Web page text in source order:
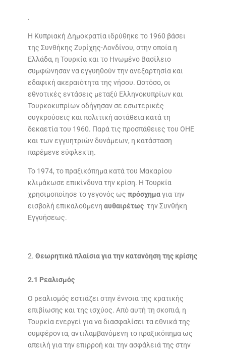
b
o
o
k
er e
.
Η Κυπριακή Δημοκρατία ιδρύθηκε το 1960 βάσει
της Συνθήκης Ζυρίχης-Λονδίνου, στην οποία η
Ελλάδα, η Τουρκία και το Ηνωμένο Βασίλειο
συμφώνησαν να εγγυηθούν την ανεξαρτησία και
εδαφική ακεραιότητα της νήσου. Ωστόσο, οι
εθνοτικές εντάσεις μεταξύ Ελληνοκυπρίων και
Τουρκοκυπρίων οδήγησαν σε εσωτερικές
συγκρούσεις και πολιτική αστάθεια κατά τη
δεκαετία του 1960. Παρά τις προσπάθειες του ΟΗΕ
και των εγγυητριών δυνάμεων, η κατάσταση
παρέμενε εύφλεκτη.
Το 1974, το πραξικόπημα κατά του Μακαρίου
κλιμάκωσε επικίνδυνα την κρίση. Η Τουρκία
χρησιμοποίησε το γεγονός ως πρόσχημαγια την
εισβολή επικαλούμενη αυθαιρέτως την Συνθήκη
Εγγυήσεως.
Θεωρητικά πλαίσια για την κατανόηση της κρίσης
2.1 Ρεαλισμός
Ο ρεαλισμός εστιάζει στην έννοια της κρατικής
επιβίωσης και της ισχύος. Από αυτή τη σκοπιά, η
Τουρκία ενεργεί για να διασφαλίσει τα εθνικά της
συμφέροντα, αντιλαμβανόμενη το πραξικόπημα ως
απειλή για την επιρροή και την ασφάλειά της στην